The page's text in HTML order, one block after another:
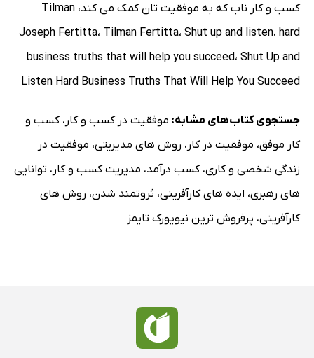
کسب و کار ناب که به موفقیت تان کمک می کند، Tilman
Joseph Fertitta، Tilman Fertitta، Shut up and listen، hard
business truths that will help you succeed، Shut Up and
Listen Hard Business Truths That Will Help You Succeed
جستجوی کتاب‌های مشابه: موفقیت در کسب و کار ،کسب و
کار موفق، موفقیت در کار ، روش های مدیریتی، موفقیت در
زندگی شخصی و کاری،کسب درآمد، مدیریت کسب و کار ، توانایی
های رهبری، ایده های کارآفرینی، ثروتمند شدن، روش های
کارآفرینی، پرفروش ترین نیویورک تایمز